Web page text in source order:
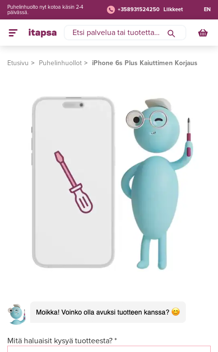
+358931524250 Liikkeet
Puhelinhuolto nyt kotoa käsin 2-4
päivässä.
EN
Etusivu Puhelinhuollot iPhone 6s Plus Kaiuttimen Korjaus
Mitä haluaisit kysyä tuotteesta? *